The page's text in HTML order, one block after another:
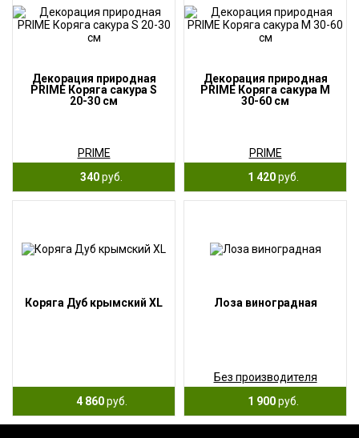
Декорация природная
PRIME Коряга сакура S
20-30 см
PRIME
340руб.
Декорация природная
PRIME Коряга сакура М
30-60 см
PRIME
1 420руб.
Коряга Дуб крымский XL
4 860руб.
Лоза виноградная
Без производителя
1 900руб.